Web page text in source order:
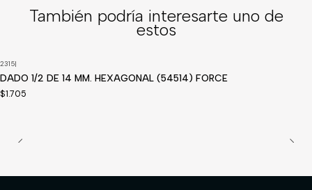
También podría interesarte uno de
estos
2315|
DADO 1/2 DE 14 MM. HEXAGONAL (54514) FORCE
$1.705